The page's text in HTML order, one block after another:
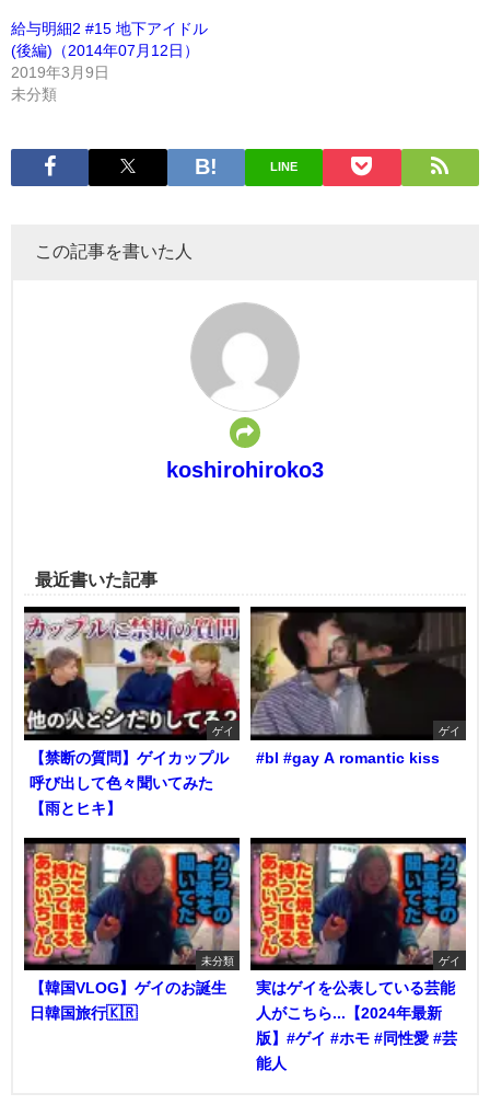
給与明細2 #15 地下アイドル
(後編)（2014年07月12日）
2019年3月9日
未分類
LINE
この記事を書いた人
koshirohiroko3
最近書いた記事
ゲイ
【禁断の質問】ゲイカップル
呼び出して色々聞いてみた
【雨とヒキ】
ゲイ
#bl #gay A romantic kiss
未分類
【韓国VLOG】ゲイのお誕生
日韓国旅行🇰🇷
ゲイ
実はゲイを公表している芸能
人がこちら...【2024年最新
版】#ゲイ #ホモ #同性愛 #芸
能人